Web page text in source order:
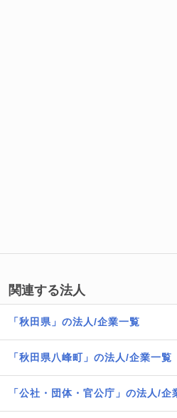
関連する法人
「秋田県」の法人/企業一覧
「秋田県八峰町」の法人/企業一覧
「公社・団体・官公庁」の法人/企